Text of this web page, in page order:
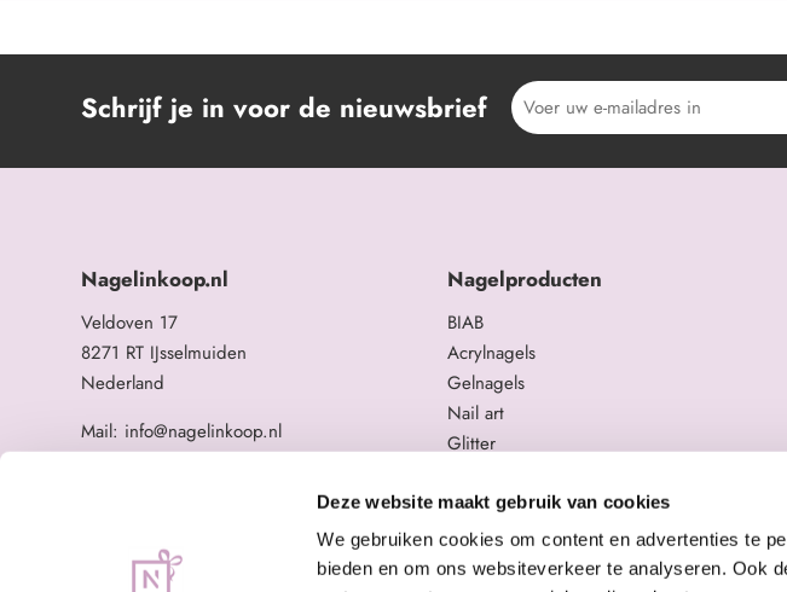
Deze website maakt gebruik van cookies
We gebruiken cookies om content en advertenties te
bieden en om ons websiteverkeer te analyseren. Ook
Schrijf je in voor de nieuwsbrief
Nagelinkoop.nl
Veldoven 17
8271 RT IJsselmuiden
Nederland
Mail: info@nagelinkoop.nl
BTW nummer: NL863104678B01
Nagelproducten
BIAB
Acrylnagels
Gelnagels
Nail art
Glitter
Overige nagelproducten